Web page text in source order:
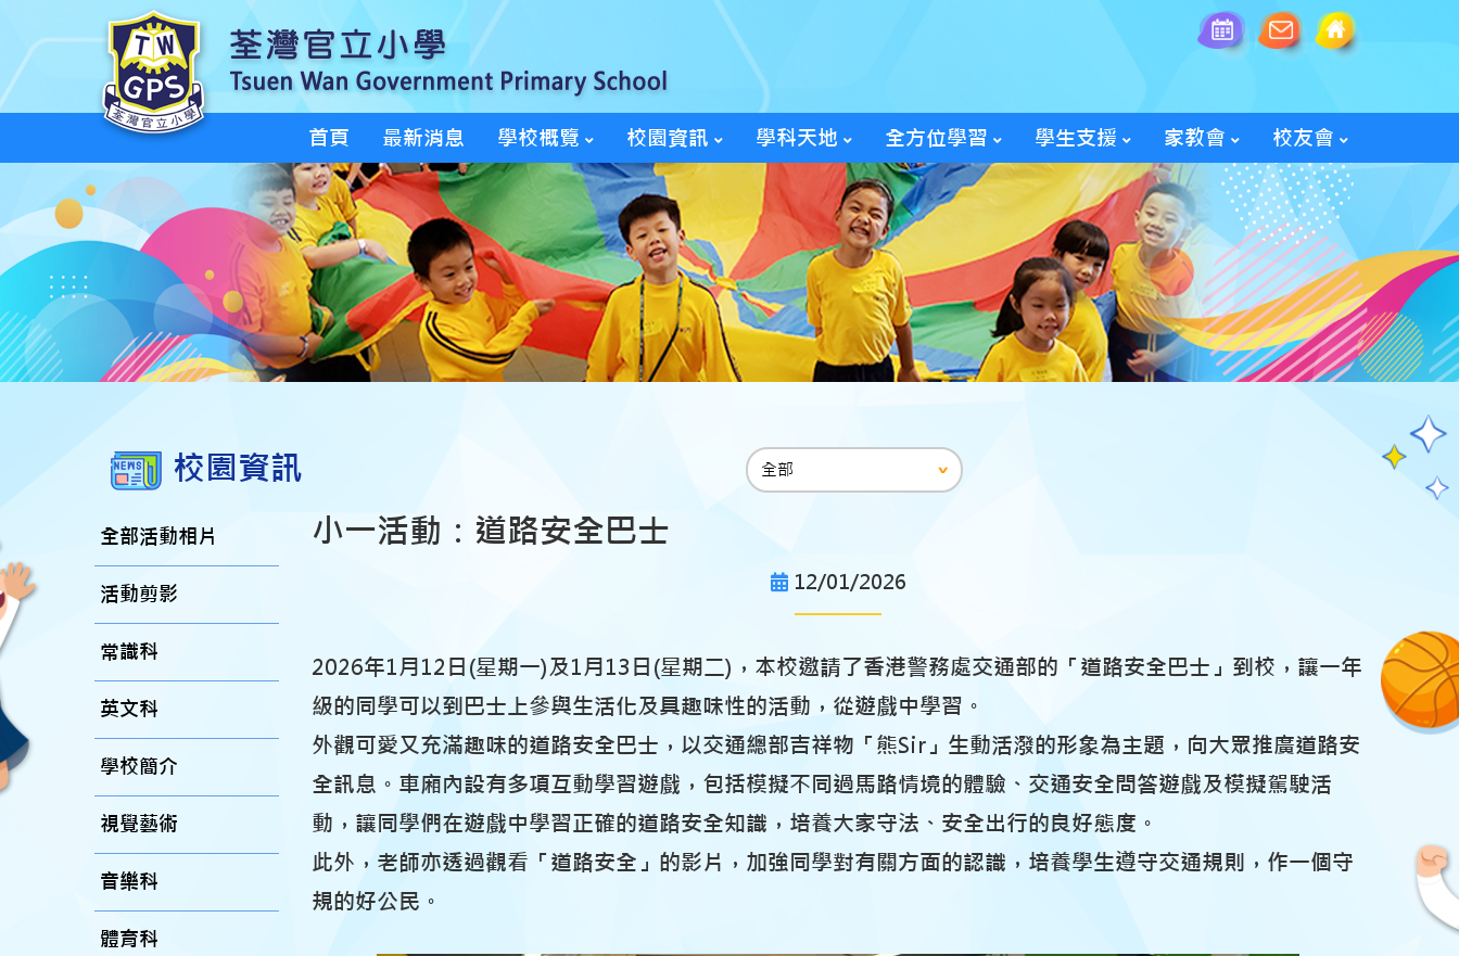
首頁 最新消息 學校概覽 校園資訊 學科天地 全方位學習 學生支援 家教會 校友會
校園資訊
全部活動相片
活動剪影
常識科
英文科
學校簡介
視覺藝術
音樂科
體育科
小一活動：道路安全巴士
12/01/2026
2026年1月12日(星期一)及1月13日(星期二)，本校邀請了香港警務處交通部的「道路安全巴士」到校，讓一年
級的同學可以到巴士上參與生活化及具趣味性的活動，從遊戲中學習。
外觀可愛又充滿趣味的道路安全巴士，以交通總部吉祥物「熊Sir」生動活潑的形象為主題，向大眾推廣道路安
全訊息。車廂內設有多項互動學習遊戲，包括模擬不同過馬路情境的體驗、交通安全問答遊戲及模擬駕駛活
動，讓同學們在遊戲中學習正確的道路安全知識，培養大家守法、安全出行的良好態度。
此外，老師亦透過觀看「道路安全」的影片，加強同學對有關方面的認識，培養學生遵守交通規則，作一個守
規的好公民。